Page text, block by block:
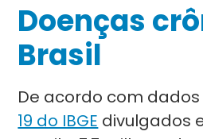
Doenças
Brasil
De acordo com
19 do IBGE divulgados